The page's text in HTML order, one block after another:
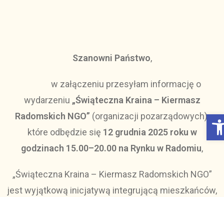
Otwórz Pasek narzędzi
Szanowni Państwo,
w załączeniu przesyłam informację o
wydarzeniu „Świąteczna Kraina – Kiermasz
Radomskich NGO” (organizacji pozarządowych),
które odbędzie się 12 grudnia 2025 roku w
godzinach 15.00–20.00 na Rynku w Radomiu,
„Świąteczna Kraina – Kiermasz Radomskich NGO”
jest wyjątkową inicjatywą integrującą mieszkańców,